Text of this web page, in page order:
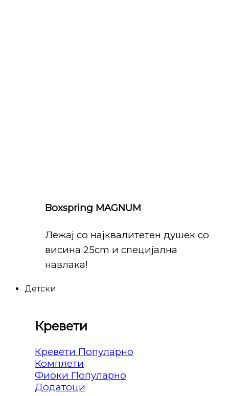
Boxspring MAGNUM
Лежај со најквалитетен душек со
висина 25cm и специјална
навлака!
Детски
Кревети
Кревети
Комплети
Фиоки
Додатоци